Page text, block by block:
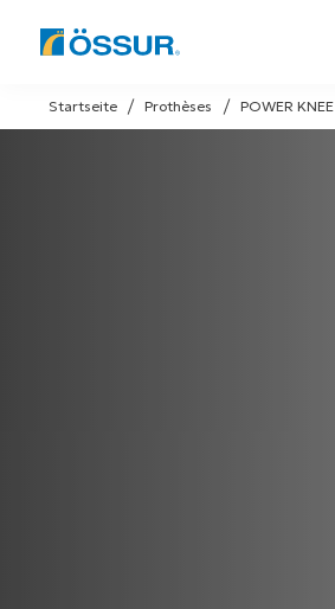
Skip
to
content
POWER KNEE
Prothèses
Startseite